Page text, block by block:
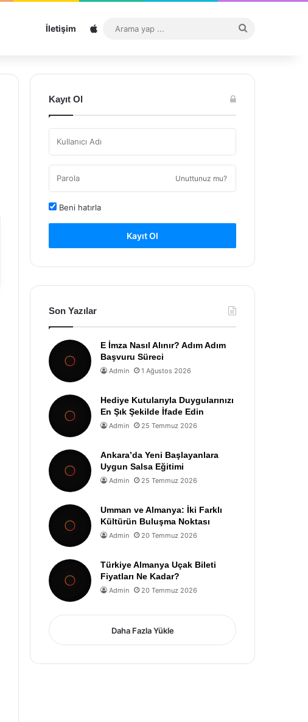
İletişim Sitemap
...
Kayıt Ol
Unuttunuz mu?
Beni hatırla
Kayıt Ol
Son Yazılar
E İmza Nasıl Alınır? Adım Adım
Başvuru Süreci
Admin 1 Ağustos 2026
Hediye Kutularıyla Duygularınızı
En Şık Şekilde İfade Edin
Admin 25 Temmuz 2026
Ankara’da Yeni Başlayanlara
Uygun Salsa Eğitimi
Admin 25 Temmuz 2026
Umman ve Almanya: İki Farklı
Kültürün Buluşma Noktası
Admin 20 Temmuz 2026
Türkiye Almanya Uçak Bileti
Fiyatları Ne Kadar?
Admin 20 Temmuz 2026
Daha Fazla Yükle